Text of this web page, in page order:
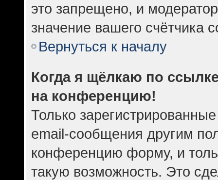
это запрещено, и
значение вашего счётчика
Вернуться к началу
Когда я щёлкаю по
на конференцию!
Только
email-сообщения другим
конференцию форму, и
такую возможность. Это